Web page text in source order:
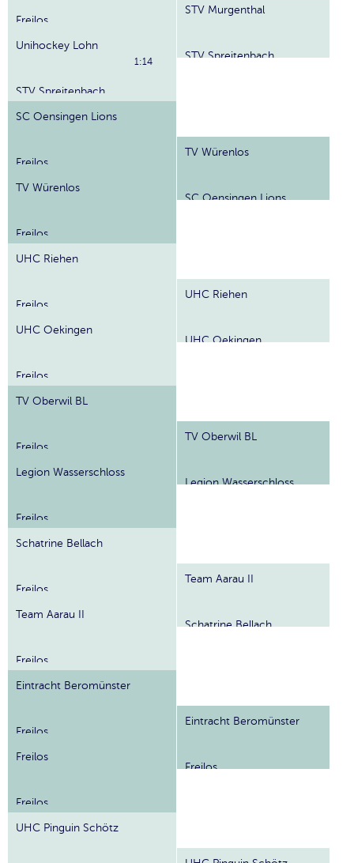
Freilos
Unihockey Lohn
STV Spreitenbach
1:14
SC Oensingen Lions
Freilos
TV Würenlos
Freilos
UHC Riehen
Freilos
UHC Oekingen
Freilos
TV Oberwil BL
Freilos
Legion Wasserschloss
Freilos
Schatrine Bellach
Freilos
Team Aarau II
Freilos
Eintracht Beromünster
Freilos
Freilos
Freilos
UHC Pinguin Schötz
STV Murgenthal
STV Spreitenbach
TV Würenlos
SC Oensingen Lions
UHC Riehen
UHC Oekingen
TV Oberwil BL
Legion Wasserschloss
Team Aarau II
Schatrine Bellach
Eintracht Beromünster
Freilos